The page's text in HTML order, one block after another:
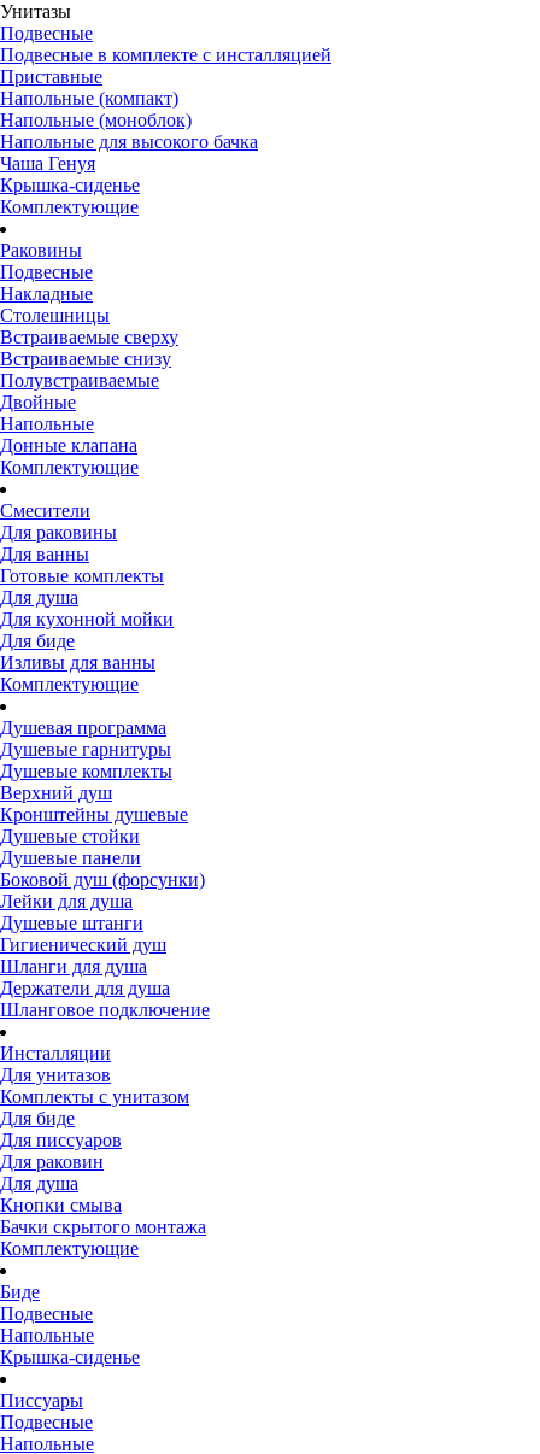
Унитазы
Подвесные
Подвесные в комплекте с инсталляцией
Приставные
Напольные (компакт)
Напольные (моноблок)
Напольные для высокого бачка
Чаша Генуя
Крышка-сиденье
Комплектующие
Раковины
Подвесные
Накладные
Столешницы
Встраиваемые сверху
Встраиваемые снизу
Полувстраиваемые
Двойные
Напольные
Донные клапана
Комплектующие
Смесители
Для раковины
Для ванны
Готовые комплекты
Для душа
Для кухонной мойки
Для биде
Изливы для ванны
Комплектующие
Душевая программа
Душевые гарнитуры
Душевые комплекты
Верхний душ
Кронштейны душевые
Душевые стойки
Душевые панели
Боковой душ (форсунки)
Лейки для душа
Душевые штанги
Гигиенический душ
Шланги для душа
Держатели для душа
Шланговое подключение
Инсталляции
Для унитазов
Комплекты с унитазом
Для биде
Для писсуаров
Для раковин
Для душа
Кнопки смыва
Бачки скрытого монтажа
Комплектующие
Биде
Подвесные
Напольные
Крышка-сиденье
Писсуары
Подвесные
Напольные